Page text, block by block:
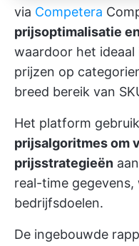
via Competera
prijsoptimalisatie
waardoor het
prijzen op
breed bereik van
Het platform
prijsalgoritmes om
prijsstrategieën
real-time
bedrijfsdoelen.
De ingebouwde